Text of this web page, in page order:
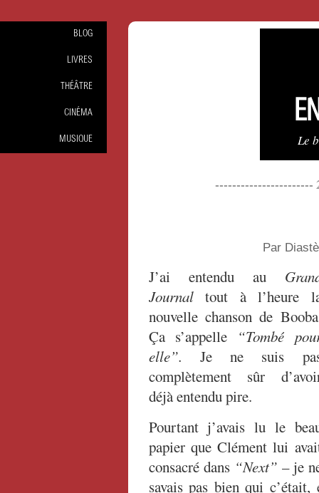
Le
-----------------------
Par
J’ai entendu au
Journaltout à l’heure
nouvelle chanson de
Ça s’appelle
“Tombé
elle”. Je ne suis
complètement sûr
déjà entendu pire.
Pourtant j’avais lu le
papier que Clément lui
consacré dans “Next” – je
savais pas bien qui
BLOG
LIVRES
THÉÂTRE
CINÉMA
MUSIQUE